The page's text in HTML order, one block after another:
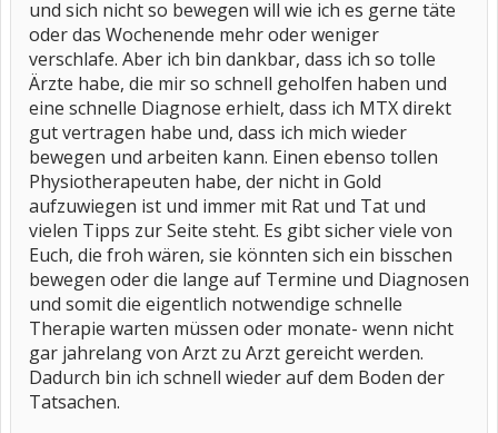
und sich nicht so bewegen will wie ich es gerne täte
oder das Wochenende mehr oder weniger
verschlafe. Aber ich bin dankbar, dass ich so tolle
Ärzte habe, die mir so schnell geholfen haben und
eine schnelle Diagnose erhielt, dass ich MTX direkt
gut vertragen habe und, dass ich mich wieder
bewegen und arbeiten kann. Einen ebenso tollen
Physiotherapeuten habe, der nicht in Gold
aufzuwiegen ist und immer mit Rat und Tat und
vielen Tipps zur Seite steht. Es gibt sicher viele von
Euch, die froh wären, sie könnten sich ein bisschen
bewegen oder die lange auf Termine und Diagnosen
und somit die eigentlich notwendige schnelle
Therapie warten müssen oder monate- wenn nicht
gar jahrelang von Arzt zu Arzt gereicht werden.
Dadurch bin ich schnell wieder auf dem Boden der
Tatsachen.